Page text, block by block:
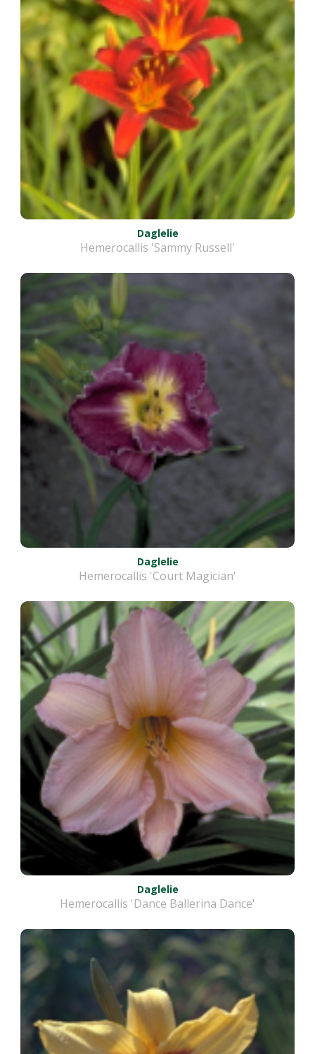
Daglelie
Hemerocallis 'Sammy Russell'
Daglelie
Hemerocallis 'Court Magician'
Daglelie
Hemerocallis 'Dance Ballerina Dance'